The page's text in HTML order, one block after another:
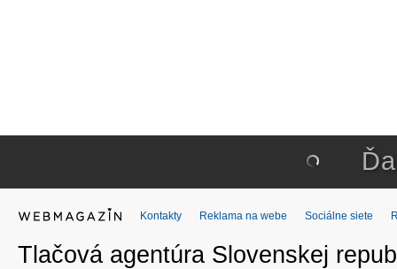
Kontakty Reklama na webe Sociálne siete
Tlačová agentúra Slovenskej